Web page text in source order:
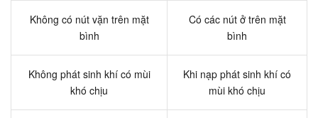
Không có nút vặn trên mặt
bình
Có các nút ở trên mặt
bình
Không phát sinh khí có mùi
khó chịu
Khi nạp phát sinh khí có
mùi khó chịu